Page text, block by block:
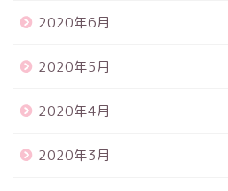
2020年6月
2020年5月
2020年4月
2020年3月